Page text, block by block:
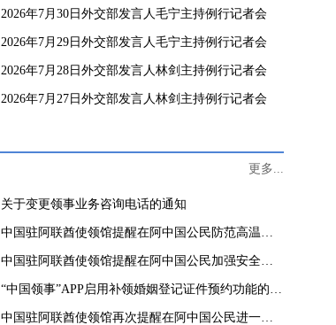
2026年7月30日外交部发言人毛宁主持例行记者会
2026年7月29日外交部发言人毛宁主持例行记者会
2026年7月28日外交部发言人林剑主持例行记者会
2026年7月27日外交部发言人林剑主持例行记者会
更多...
关于变更领事业务咨询电话的通知
中国驻阿联酋使领馆提醒在阿中国公民防范高温酷
暑
中国驻阿联酋使领馆提醒在阿中国公民加强安全防
范
“中国领事”APP启用补领婚姻登记证件预约功能的通
知
中国驻阿联酋使领馆再次提醒在阿中国公民进一步